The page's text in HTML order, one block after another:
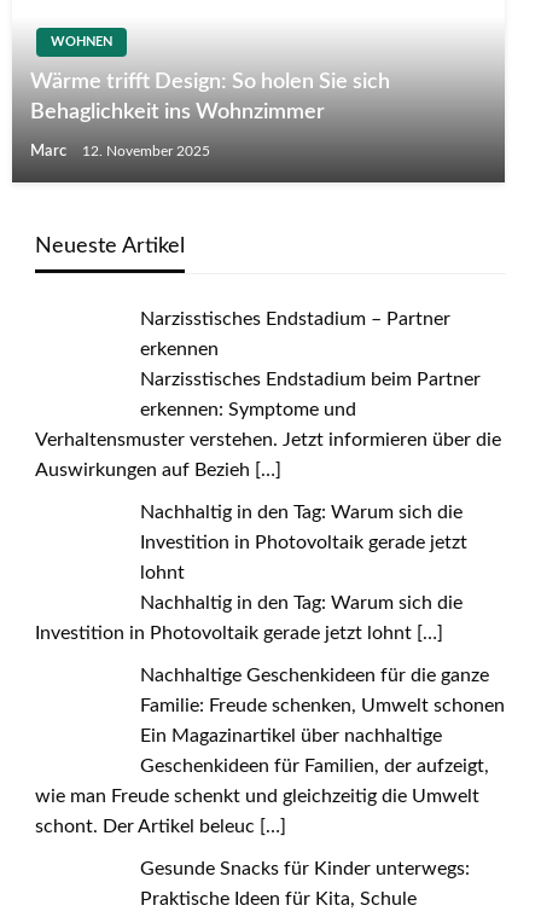
WOHNEN
Wärme trifft Design: So holen Sie sich
Behaglichkeit ins Wohnzimmer
Marc 12. November 2025
Neueste Artikel
Narzisstisches Endstadium – Partner
erkennen
Narzisstisches Endstadium beim Partner
erkennen: Symptome und
Verhaltensmuster verstehen. Jetzt informieren über die
Auswirkungen auf Bezieh […]
Nachhaltig in den Tag: Warum sich die
Investition in Photovoltaik gerade jetzt
lohnt
Nachhaltig in den Tag: Warum sich die
Investition in Photovoltaik gerade jetzt lohnt[…]
Nachhaltige Geschenkideen für die ganze
Familie: Freude schenken, Umwelt schonen
Ein Magazinartikel über nachhaltige
Geschenkideen für Familien, der aufzeigt,
wie man Freude schenkt und gleichzeitig die Umwelt
schont. Der Artikel beleuc […]
Gesunde Snacks für Kinder unterwegs:
Praktische Ideen für Kita, Schule